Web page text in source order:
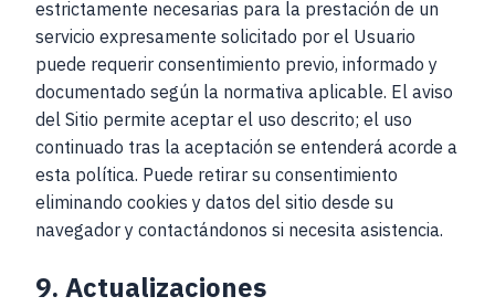
estrictamente necesarias para la prestación de un
servicio expresamente solicitado por el Usuario
puede requerir consentimiento previo, informado y
documentado según la normativa aplicable. El aviso
del Sitio permite aceptar el uso descrito; el uso
continuado tras la aceptación se entenderá acorde a
esta política. Puede retirar su consentimiento
eliminando cookies y datos del sitio desde su
navegador y contactándonos si necesita asistencia.
9. Actualizaciones